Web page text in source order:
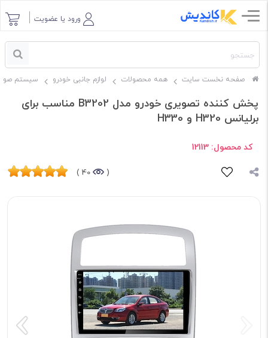
ورود یا عضویت
صفحه نخست سایت همه محصولات لوازم جانبی خودرو سیستم
پخش کننده تصویری خودرو مدل B3202 مناسب برای
برلیانس H320 و H330
کد محصول: 12113
(
40 )